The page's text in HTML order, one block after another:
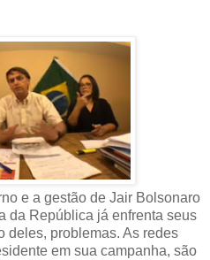
e a gestão de Jair Bolsonaro
da República já enfrenta seus
problemas. As redes
em sua campanha, são